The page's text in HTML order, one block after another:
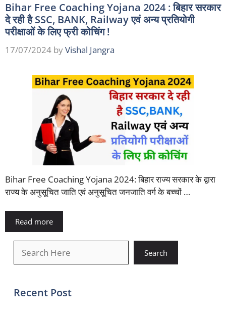
Bihar Free Coaching Yojana 2024 : बिहार सरकार
दे रही है SSC, BANK, Railway एवं अन्य प्रतियोगी
परीक्षाओं के लिए फ्री कोचिंग !
17/07/2024 byVishal Jangra
Bihar Free Coaching Yojana 2024: बिहार राज्य सरकार के द्वारा
राज्य के अनुसूचित जाति एवं अनुसूचित जनजाति वर्ग के बच्चों …
Read more
Search
Recent Post